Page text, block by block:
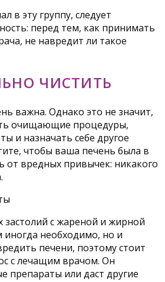
в эту группу, следует
перед тем, как принимать
не навредит ли такое
ЧИСТИТЬ
важна. Однако это не значит,
очищающие процедуры,
и назначать себе другое
чтобы ваша печень была в
от вредных привычек: никакого
застолий с жареной и жирной
необходимо, но и
печени, поэтому стоит
с лечащим врачом. Он
препараты или даст другие